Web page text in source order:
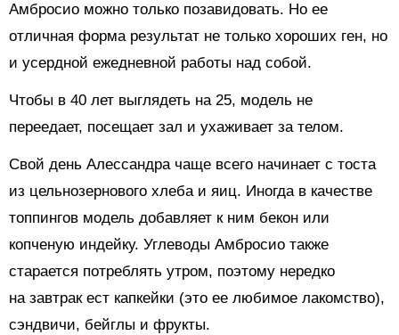
Амбросио можно только позавидовать. Но ее
отличная форма результат не только хороших ген, но
и усердной ежедневной работы над собой.
Чтобы в 40 лет выглядеть на 25, модель не
переедает, посещает зал и ухаживает за телом.
Свой день Алессандра чаще всего начинает с тоста
из цельнозернового хлеба и яиц. Иногда в качестве
топпингов модель добавляет к ним бекон или
копченую индейку. Углеводы Амбросио также
старается потреблять утром, поэтому нередко
на завтрак ест капкейки (это ее любимое лакомство),
сэндвичи, бейглы и фрукты.